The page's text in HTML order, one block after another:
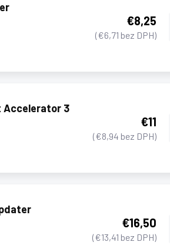
€8,25
(€6,71 bez DPH)
Accelerator 3
€11
(€8,94 bez DPH)
€16,50
(€13,41 bez DPH)